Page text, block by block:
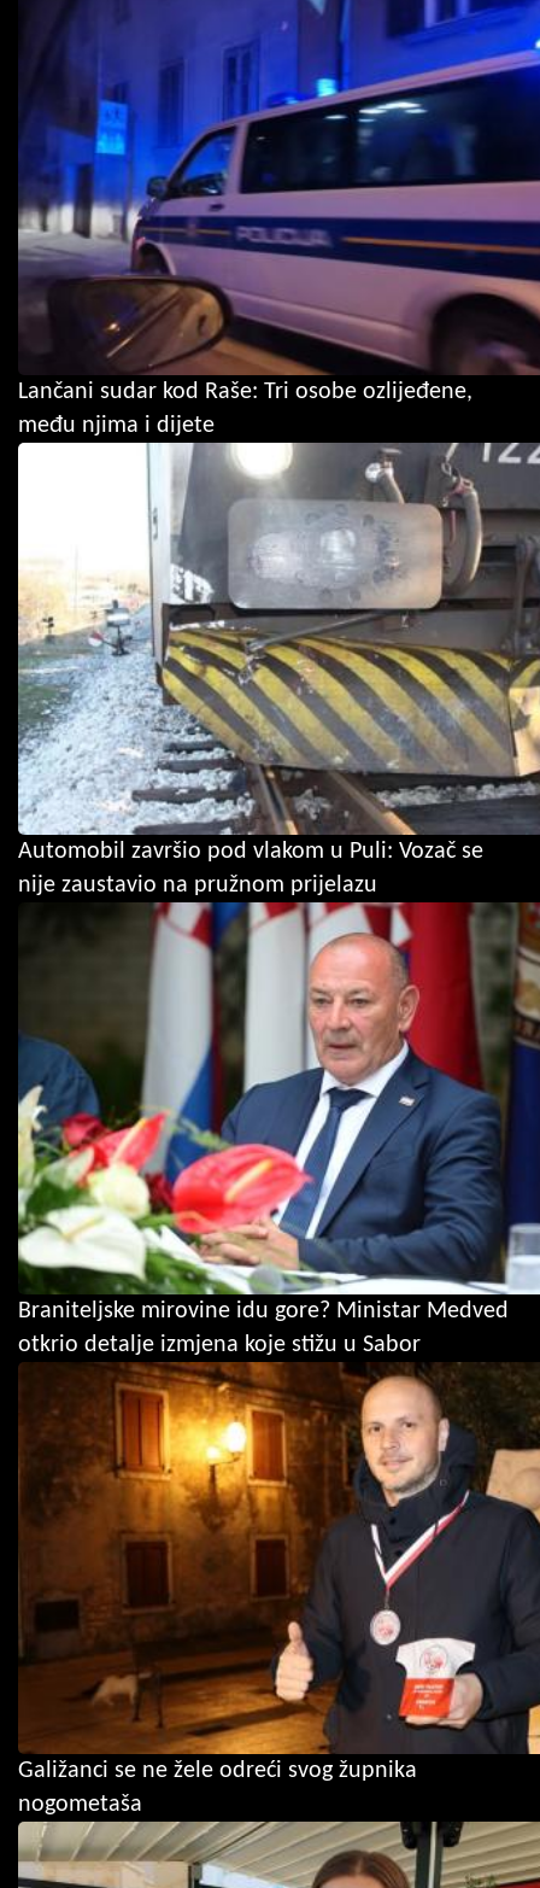
Lančani sudar kod Raše: Tri osobe ozlijeđene,
među njima i dijete
Automobil završio pod vlakom u Puli: Vozač se
nije zaustavio na pružnom prijelazu
Braniteljske mirovine idu gore? Ministar Medved
otkrio detalje izmjena koje stižu u Sabor
Galižanci se ne žele odreći svog župnika
nogometaša